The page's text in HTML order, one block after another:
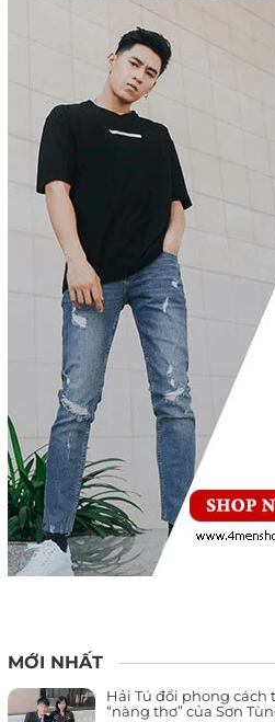
MỚI NHẤT
Hải Tú đổi phong cách
“nàng thơ” của Sơn